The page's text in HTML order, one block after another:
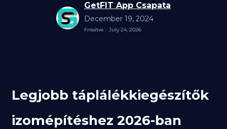
GetFIT App Csapata
December 19, 2024
Frissítve : July 24, 2026
Legjobb táplálékkiegészítők
izomépítéshez 2026-ban